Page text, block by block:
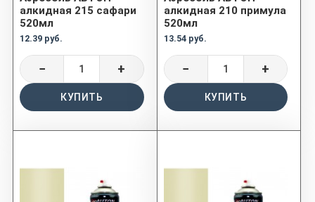
алкидная 215 сафари
520мл
12.39 руб.
− +
КУПИТЬ
алкидная 210 примула
520мл
13.54 руб.
− +
КУПИТЬ